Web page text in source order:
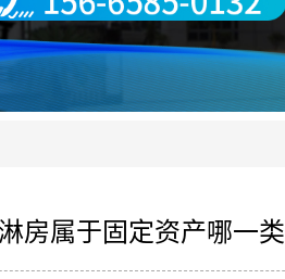
房属于固定资产哪一类